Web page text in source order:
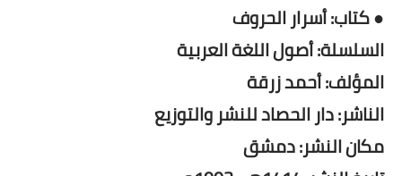
● كتاب: أسرار الحروف
السلسلة: أصول اللغة العربية
المؤلف: أحمد زرقة
الناشر: دار الحصاد للنشر والتوزيع
مكان النشر: دمشق